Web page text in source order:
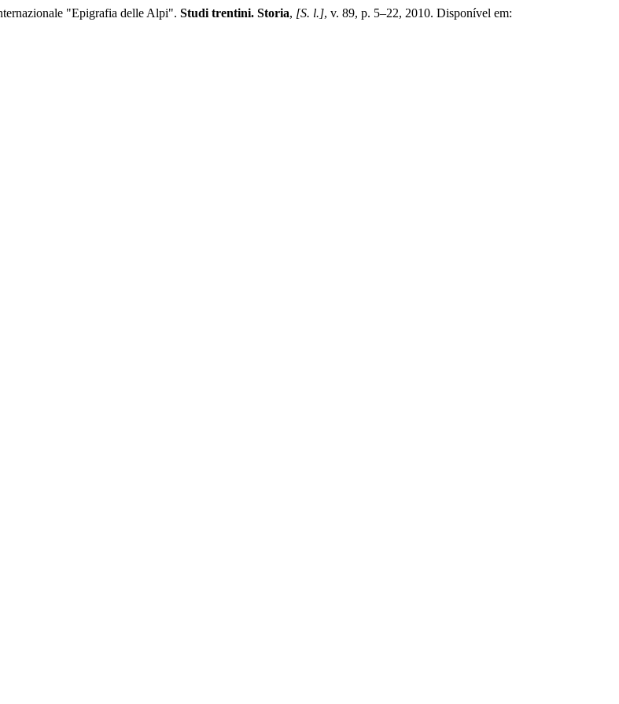
"Epigrafia delle Alpi". Studi trentini. Storia, [S. l.], v. 89, p. 5–22, 2010. Disponível em: